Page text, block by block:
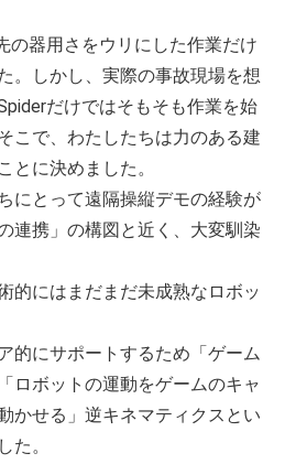
の器用さをウリにした作業だけ
。しかし、実際の事故現場を想
だけではそもそも作業を始
こで、わたしたちは力のある建
とに決めました。
にとって遠隔操縦デモの経験が
連携」の構図と近く、大変馴染
的にはまだまだ未成熟なロボッ
的にサポートするため「ゲーム
ロボットの運動をゲームのキャ
かせる」逆キネマティクスとい
た。